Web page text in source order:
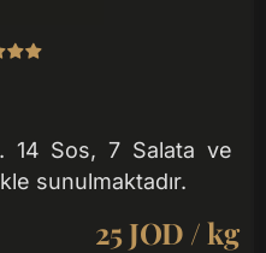
14 Sos, 7 Salata ve
sunulmaktadır.
25 JOD / kg